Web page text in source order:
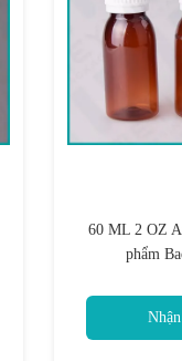
60 ML 2 OZ
phẩm